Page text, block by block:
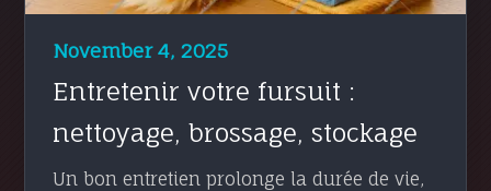
November 4, 2025
Entretenir votre fursuit :
nettoyage, brossage, stockage
Un bon entretien prolonge la durée de vie,